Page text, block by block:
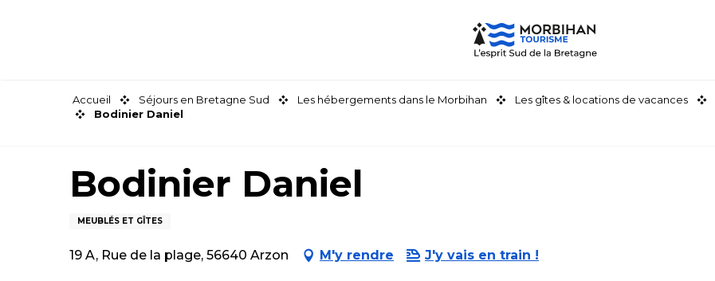
Accueil Séjours en Bretagne Sud Les hébergements dans le Morbihan Les gîtes & locations de vacances
Bodinier Daniel
Bodinier Daniel
MEUBLÉS ET GÎTES
19 A, Rue de la plage, 56640 Arzon M'y rendre J'y vais en train !